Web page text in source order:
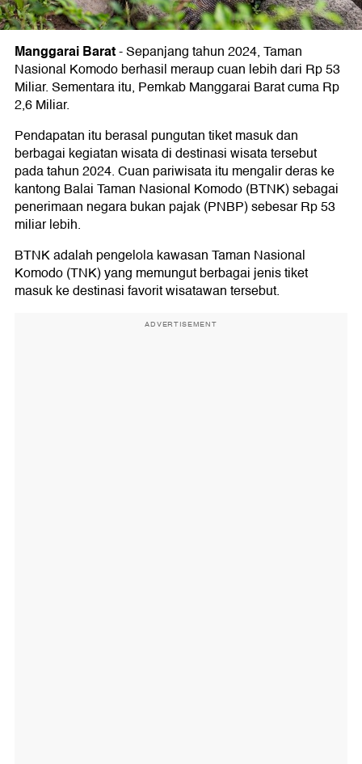
Manggarai Barat-Sepanjang tahun 2024, Taman
Nasional Komodo berhasil meraup cuan lebih dari Rp 53
Miliar. Sementara itu, Pemkab Manggarai Barat cuma Rp
2,6 Miliar.
Pendapatan itu berasal pungutan tiket masuk dan
berbagai kegiatan wisata di destinasi wisata tersebut
pada tahun 2024. Cuan pariwisata itu mengalir deras ke
kantong Balai Taman Nasional Komodo (BTNK) sebagai
penerimaan negara bukan pajak (PNBP) sebesar Rp 53
miliar lebih.
BTNK adalah pengelola kawasan Taman Nasional
Komodo (TNK) yang memungut berbagai jenis tiket
masuk ke destinasi favorit wisatawan tersebut.
ADVERTISEMENT